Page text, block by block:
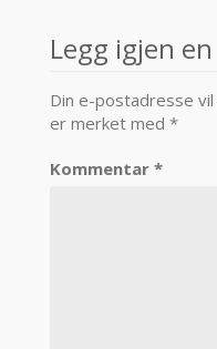
Legg igjen
Din e-postadresse
er merket med *
Kommentar *